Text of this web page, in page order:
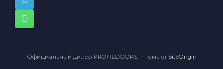
Официальный дилер PROFILDOORS. Тема от SiteOrigin